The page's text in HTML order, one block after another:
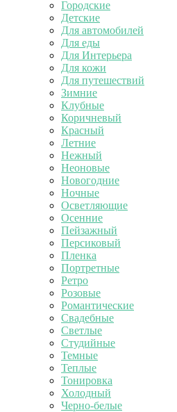
Городские
Детские
Для автомобилей
Для еды
Для Интерьера
Для кожи
Для путешествий
Зимние
Клубные
Коричневый
Красный
Летние
Нежный
Неоновые
Новогодние
Ночные
Осветляющие
Осенние
Пейзажный
Персиковый
Пленка
Портретные
Ретро
Розовые
Романтические
Свадебные
Светлые
Студийные
Темные
Теплые
Тонировка
Холодный
Черно-белые